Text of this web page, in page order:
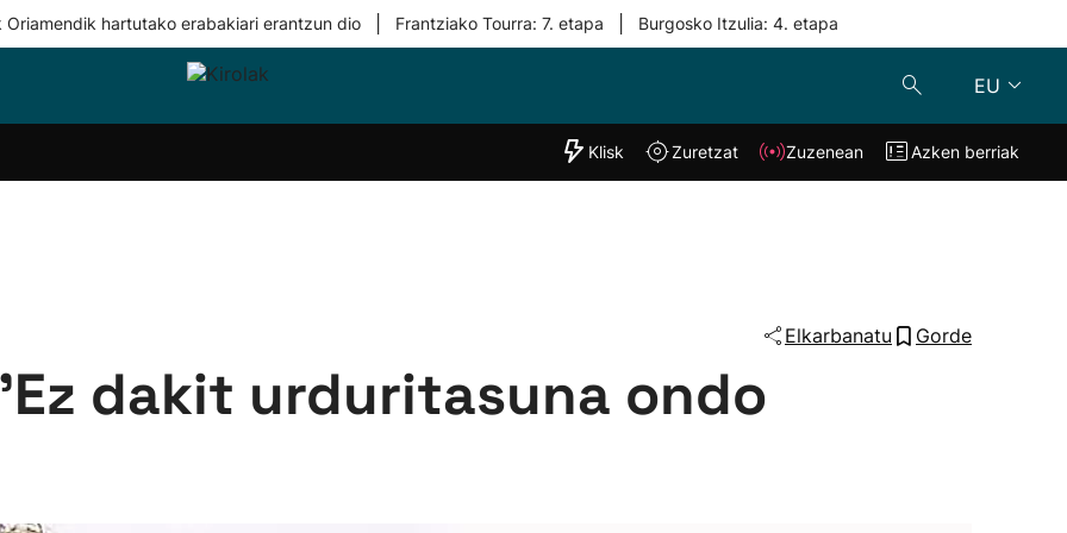
Oriamendik hartutako erabakiari erantzun dio Frantziako Tourra: 7. etapa Burgosko Itzulia: 4. etapa
EU
Taldeak
"Helmuga"
Klisk Zuzenean
Klisk Zuretzat Zuzenean Azken berriak
Elkarbanatu Gorde
dakit urduritasuna ondo